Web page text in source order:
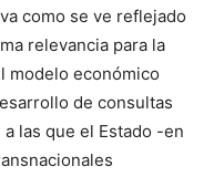
como se ve reflejado
relevancia para la
modelo económico
de consultas
las que el Estado -en